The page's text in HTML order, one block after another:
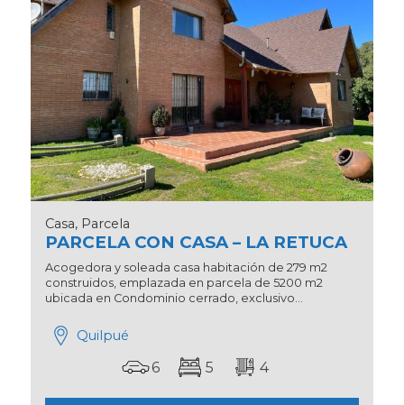
Casa, Parcela
PARCELA CON CASA – LA RETUCA
Acogedora y soleada casa habitación de 279 m2
construidos, emplazada en parcela de 5200 m2
ubicada en Condominio cerrado, exclusivo...
Quilpué
6 5 4